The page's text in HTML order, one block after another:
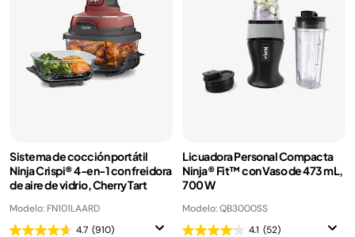
Sistema de cocción portátil
Ninja Crispi® 4-en-1 con freidora
de aire de vidrio, Cherry Tart
Modelo: FN101LAARD
4.7 (910)
Licuadora Personal Compacta
Ninja® Fit™ con Vaso de 473 mL,
700 W
Modelo: QB3000SS
4.1 (52)